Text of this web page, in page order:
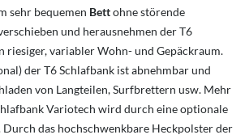
sehr bequemen Bettohne störende
und herausnehmen der T6
riesiger, variabler Wohn- und Gepäckraum.
der T6 Schlafbank ist abnehmbar und
von Langteilen, Surfbrettern usw. Mehr
Variotech wird durch eine optionale
das hochschwenkbare Heckpolster der